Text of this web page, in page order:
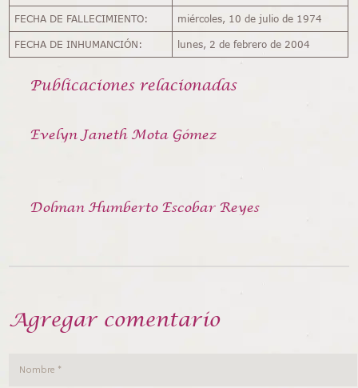
FECHA DE FALLECIMIENTO: miércoles, 10 de julio de 1974
FECHA DE INHUMANCIÓN: lunes, 2 de febrero de 2004
Publicaciones relacionadas
Evelyn Janeth Mota Gómez
Dolman Humberto Escobar Reyes
Agregar comentario